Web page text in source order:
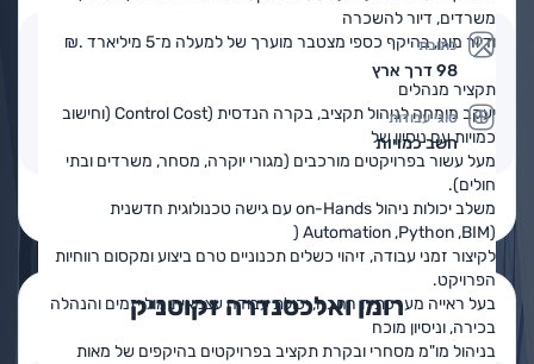
משרדים, דיור להשכרה
ודיור מוגן, בהיקף כספי מצטבר מוערך של למעלה מ־5 מיליארד .₪
תקציר מנהלים
יעקב מומחה לניהול תקציב, בקרה הנדסית (Control Cost (וחישוב
כמויות עם ניסיון של
מעל עשור בפרויקטים מורכבים (מגורי יוקרה, מסחר, משרדים ובתי
חולים).
משלב יכולות ניהול on-Hands עם גישה טכנולוגית חדשנית
(Automation ,Python ,BIM (
לקיצור זמני עבודה, זיהוי כשלים תכנוניים טרם ביצוע ומקסום רווחיות
הפרויקט.
בעל ראייה מערכתית רחבה, יכולת עבודה עצמאית מול יזמים והנהלה
בכירה, וניסיון מוכח
בניהול מו"מ מסחרי ובקרת תקציב בפרויקטים בהיקפים של מאות
כתובת
98 דרך ארץ
סוגי עבודות
חשב כמויות
פרטים נוספים בקשה להצעת מחיר
רומן ואלכסנדרה זקוטניק